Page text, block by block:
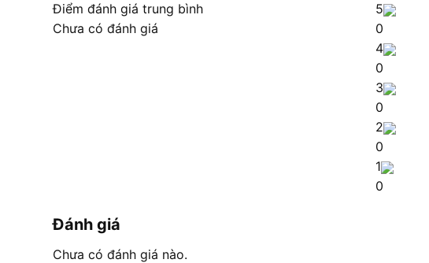
Điểm đánh giá trung bình
Chưa có đánh giá
5
0
4
0
3
0
2
0
1
0
Đánh giá
Chưa có đánh giá nào.